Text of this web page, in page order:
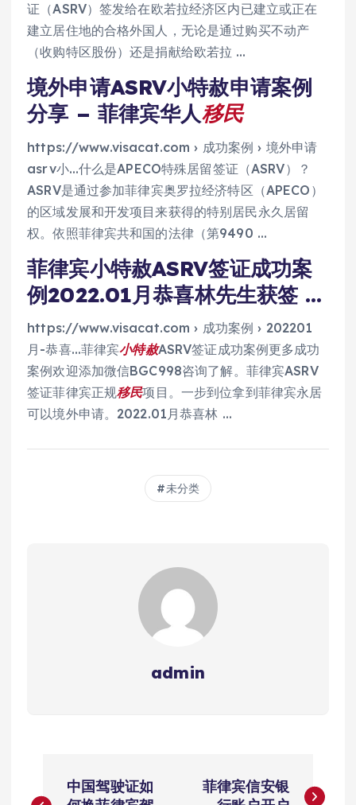
证（ASRV）签发给在欧若拉经济区内已建立或正在
建立居住地的合格外国人，无论是通过购买不动产
（收购特区股份）还是捐献给欧若拉 …
境外申请ASRV小特赦申请案例
分享 – 菲律宾华人移民
https://www.visacat.com › 成功案例 › 境外申请
asrv小…什么是APECO特殊居留签证（ASRV）？
ASRV是通过参加菲律宾奥罗拉经济特区（APECO）
的区域发展和开发项目来获得的特别居民永久居留
权。依照菲律宾共和国的法律（第9490 …
菲律宾小特赦ASRV签证成功案
例2022.01月恭喜林先生获签 …
https://www.visacat.com › 成功案例 › 202201
月-恭喜…菲律宾小特赦ASRV签证成功案例更多成功
案例欢迎添加微信BGC998咨询了解。菲律宾ASRV
签证菲律宾正规移民项目。一步到位拿到菲律宾永居
可以境外申请。2022.01月恭喜林 …
未分类
admin
中国驾驶证如
菲律宾信安银